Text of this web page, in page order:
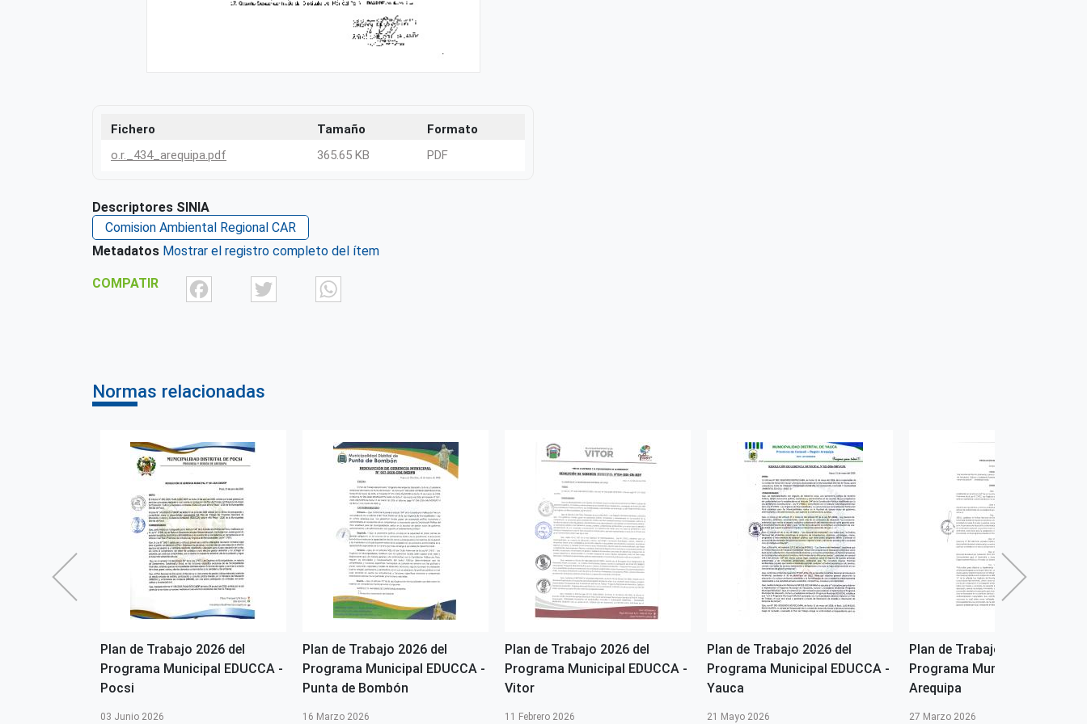
Fichero Tamaño
Formato
o.r._434_arequipa.pdf
365.65 KB PDF
Descriptores SINIA
Comision Ambiental Regional CAR
Metadatos Mostrar el registro completo del ítem
COMPATIR FacebookTwitter
Normas relacionadas
Plan de Trabajo 2026 del
Programa Municipal EDUCCA -
Pocsi
03 Junio 2026
Plan de Trabajo 2026 del
Programa Municipal EDUCCA -
Punta de Bombón
16 Marzo 2026
Plan de Trabajo 2026 del
Programa Municipal EDUCCA -
Vitor
11 Febrero 2026
Plan de Trabajo 2026 del
Programa Municipal EDUCCA -
Yauca
21 Mayo 2026
Plan de Trabajo 2026 del
Programa Municipal EDUCCA
Arequipa
27 Marzo 2026